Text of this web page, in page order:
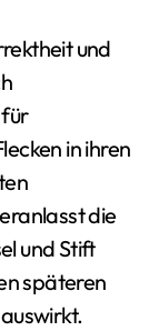
und
in ihren
die
und Stift
späteren